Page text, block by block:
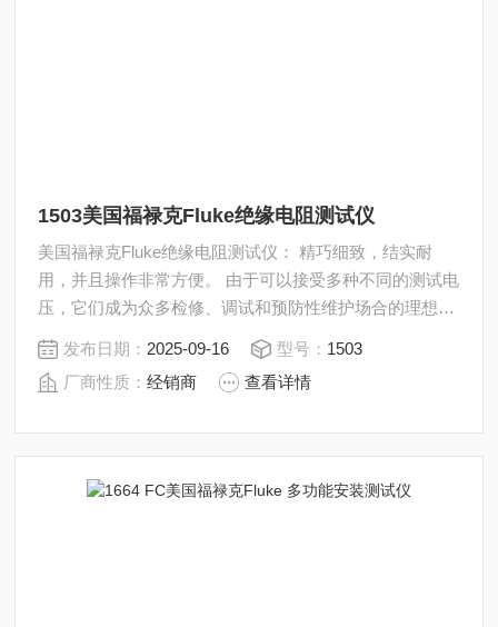
1503美国福禄克Fluke绝缘电阻测试仪
美国福禄克Fluke绝缘电阻测试仪： 精巧细致，结实耐
用，并且操作非常方便。 由于可以接受多种不同的测试电
压，它们成为众多检修、调试和预防性维护场合的理想工
具。这些工具还配备了远程探针等其它组件，这使得测试
过程非常快捷，而且节省了成本。
发布日期： 2025-09-16 型号： 1503
厂商性质：经销商 查看详情